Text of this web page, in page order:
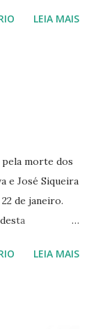
PEIXOTO 1206
ECLIPSE
LEIA MAIS
pela morte dos
e José Siqueira
de janeiro.
e encerrou a
LEIA MAIS